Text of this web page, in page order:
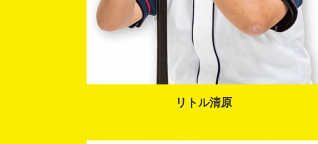
リトル清原